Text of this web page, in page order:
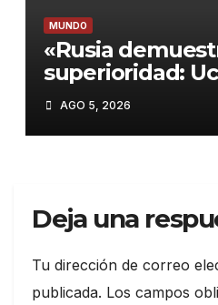
MUNDO
«Rusia
superioridad:
interceptó
último ataque
AGO 5, 2026
Deja una
Tu dirección de correo
publicada. Los campos